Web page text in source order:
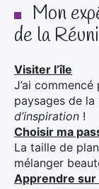
Mon
de la
Visiter l’île
J’ai
paysages de la
d’inspiration !
Choisir ma
La taille de
mélanger
Apprendre sur